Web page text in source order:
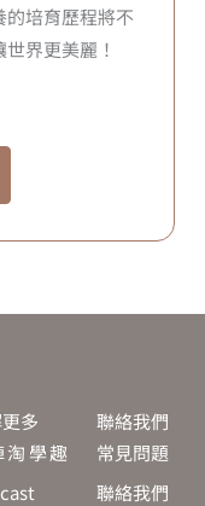
培育歷程將不
界更美麗！
多
淘學趣
聯絡我們
常見問題
聯絡我們